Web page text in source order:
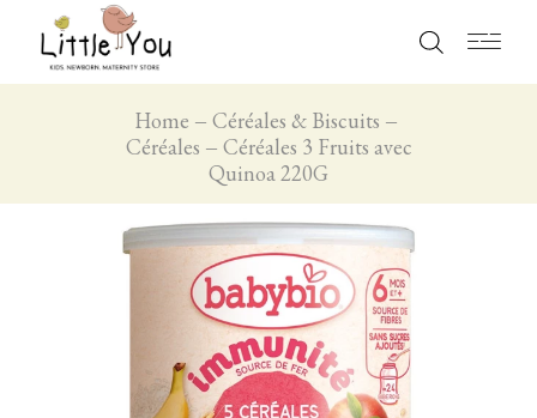
Home
Céréales & Biscuits
Céréales
Céréales 3 Fruits avec
Quinoa 220G